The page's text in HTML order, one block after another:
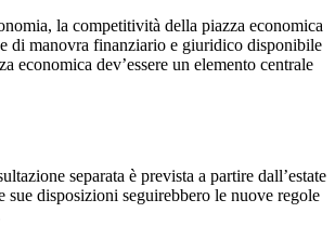
la competitività della piazza economica
di manovra finanziario e giuridico disponibile
economica dev’essere un elemento centrale
separata è prevista a partire dall’estate
disposizioni seguirebbero le nuove regole